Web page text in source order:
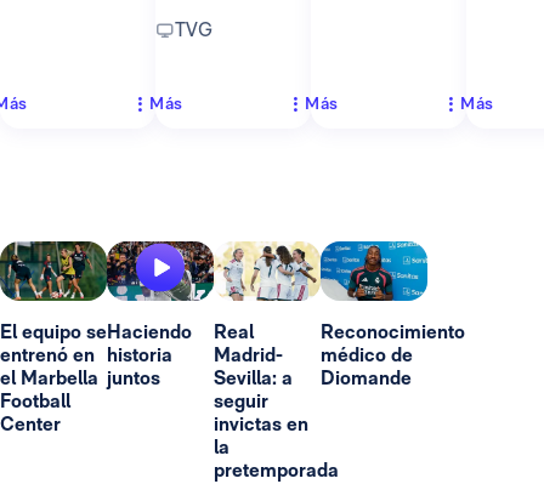
TVG
Más Más Más
El equipo se
entrenó en
el Marbella
Football
Center
Haciendo
historia
juntos
Real
Madrid-
Sevilla: a
seguir
invictas en
la
pretemporada
Reconocimiento
médico de
Diomande